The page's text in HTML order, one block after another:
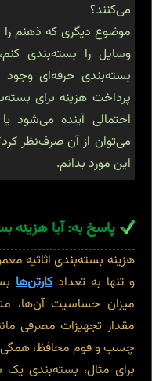
می‌کنند؟
موضوع دیگری که ذهنم
وسایل را بسته‌بندی
بسته‌بندی حرفه‌ای وجود
پرداخت هزینه برای
احتمالی آینده
می‌توان از آن صرف‌نظر
این مورد بدانم.
پاسخ به: آیا هزینه
هزینه بسته‌بندی اثاثیه
و تنها به تعدادکارتن‌ها
میزان حساسیت آن‌ها،
مقدار تجهیزات مصرفی
چسب و فوم محافظ، همگی
برای مثال، بسته‌بندی